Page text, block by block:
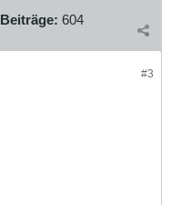
Beiträge: 604
#3